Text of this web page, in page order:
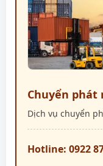
Chuyển phát
Dịch vụ chuyển
Hotline: 0922